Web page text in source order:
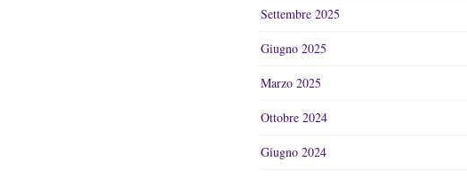
Settembre 2025
Giugno 2025
Marzo 2025
Ottobre 2024
Giugno 2024